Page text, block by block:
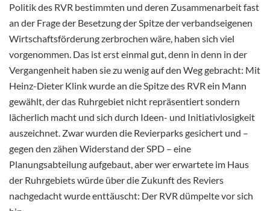
Politik des RVR bestimmten und deren Zusammenarbeit fast
an der Frage der Besetzung der Spitze der verbandseigenen
Wirtschaftsförderung zerbrochen wäre, haben sich viel
vorgenommen. Das ist erst einmal gut, denn in denn in der
Vergangenheit haben sie zu wenig auf den Weg gebracht: Mit
Heinz-Dieter Klink wurde an die Spitze des RVR ein Mann
gewählt, der das Ruhrgebiet nicht repräsentiert sondern
lächerlich macht und sich durch Ideen- und Initiativlosigkeit
auszeichnet. Zwar wurden die Revierparks gesichert und –
gegen den zähen Widerstand der SPD – eine
Planungsabteilung aufgebaut, aber wer erwartete im Haus
der Ruhrgebiets würde über die Zukunft des Reviers
nachgedacht wurde enttäuscht: Der RVR dümpelte vor sich